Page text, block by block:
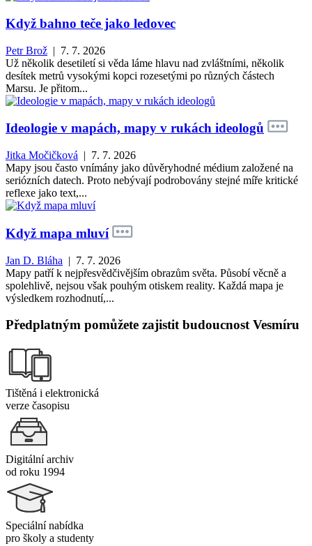
Když bahno teče jako ledovec
Petr Brož | 7. 7. 2026
Už několik desetiletí si věda láme hlavu nad zvláštními, několik
desítek metrů vysokými kopci rozesetými po různých částech
Marsu. Je přitom...
Ideologie v mapách, mapy v rukách ideologů
Jitka Močičková | 7. 7. 2026
Mapy jsou často vnímány jako důvěryhodné médium založené na
seriózních datech. Proto nebývají podrobovány stejné míře kritické
reflexe jako text,...
Když mapa mluví
Jan D. Bláha | 7. 7. 2026
Mapy patří k nejpřesvědčivějším obrazům světa. Působí věcně a
spolehlivě, nejsou však pouhým otiskem reality. Každá mapa je
výsledkem rozhodnutí,...
Předplatným pomůžete zajistit budoucnost Vesmíru
Tištěná i elektronická
verze časopisu
Digitální archiv
od roku 1994
Speciální nabídka
pro školy a studenty